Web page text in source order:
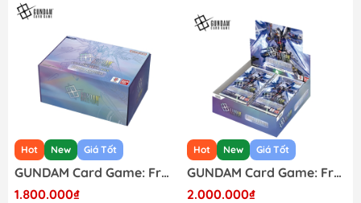
Hot New Giá Tốt
GUNDAM Card Game: Freedom Ascension GD-05 Custom Deck Build Box Japanese
1.800.000₫
Hot New Giá Tốt
GUNDAM Card Game: Freedom Ascension GD-05 Japanese Booster Box
2.000.000₫